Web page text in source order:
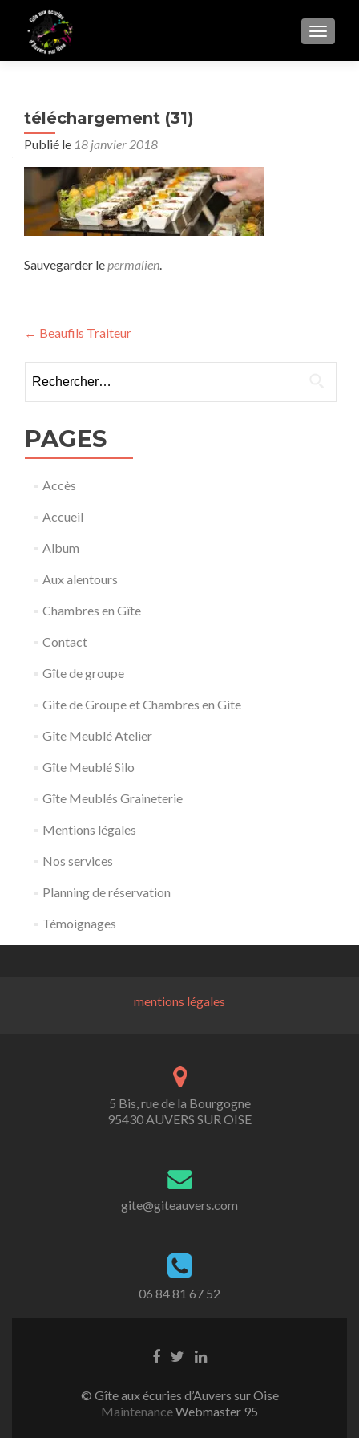
téléchargement (31)
Publié le 18 janvier 2018
Sauvegarder lepermalien.
Navigation
de
l’article
← Beaufils Traiteur
PAGES
Accès
Accueil
Album
Aux alentours
Chambres en Gîte
Contact
Gîte de groupe
Gite de Groupe et Chambres en Gite
Gîte Meublé Atelier
Gîte Meublé Silo
Gîte Meublés Graineterie
Mentions légales
Nos services
Planning de réservation
Témoignages
mentions légales
5 Bis, rue de la Bourgogne
95430 AUVERS SUR OISE
gite@giteauvers.com
06 84 81 67 52
LienLien
Lien
© Gîte aux écuries d’Auvers sur Oise
MaintenanceWebmaster 95